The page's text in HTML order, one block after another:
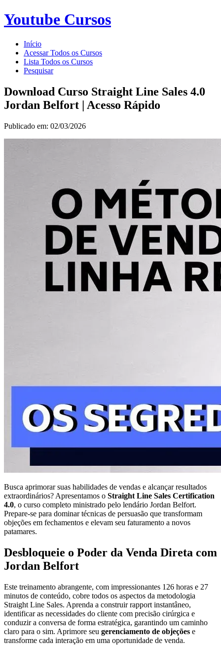
Youtube Cursos
Início
Acessar Todos os Cursos
Lista Todos os Cursos
Pesquisar
Download Curso Straight Line Sales 4.0
Jordan Belfort | Acesso Rápido
Publicado em: 02/03/2026
Busca aprimorar suas habilidades de vendas e alcançar resultados
extraordinários? Apresentamos o Straight Line Sales Certification
4.0, o curso completo ministrado pelo lendário Jordan Belfort.
Prepare-se para dominar técnicas de persuasão que transformam
objeções em fechamentos e elevam seu faturamento a novos
patamares.
Desbloqueie o Poder da Venda Direta com
Jordan Belfort
Este treinamento abrangente, com impressionantes 126 horas e 27
minutos de conteúdo, cobre todos os aspectos da metodologia
Straight Line Sales. Aprenda a construir rapport instantâneo,
identificar as necessidades do cliente com precisão cirúrgica e
conduzir a conversa de forma estratégica, garantindo um caminho
claro para o sim. Aprimore seu gerenciamento de objeções e
transforme cada interação em uma oportunidade de venda.